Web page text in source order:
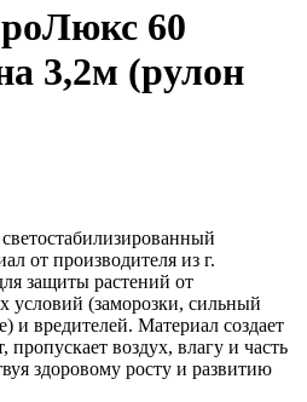
60
3,2м (рулон
светостабилизированный
от производителя из г.
защиты растений от
условий (заморозки, сильный
и вредителей. Материал создает
воздух, влагу и часть
здоровому росту и развитию